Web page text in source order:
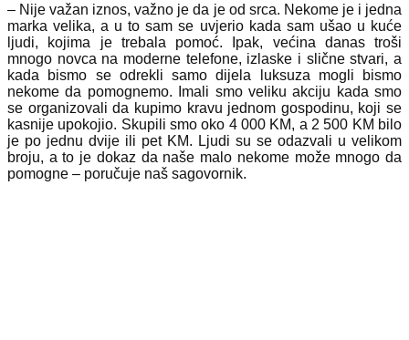
– Nije važan iznos, važno je da je od srca. Nekome je i jedna
marka velika, a u to sam se uvjerio kada sam ušao u kuće
ljudi, kojima je trebala pomoć. Ipak, većina danas troši
mnogo novca na moderne telefone, izlaske i slične stvari, a
kada bismo se odrekli samo dijela luksuza mogli bismo
nekome da pomognemo. Imali smo veliku akciju kada smo
se organizovali da kupimo kravu jednom gospodinu, koji se
kasnije upokojio. Skupili smo oko 4 000 KM, a 2 500 KM bilo
je po jednu dvije ili pet KM. Ljudi su se odazvali u velikom
broju, a to je dokaz da naše malo nekome može mnogo da
pomogne – poručuje naš sagovornik.